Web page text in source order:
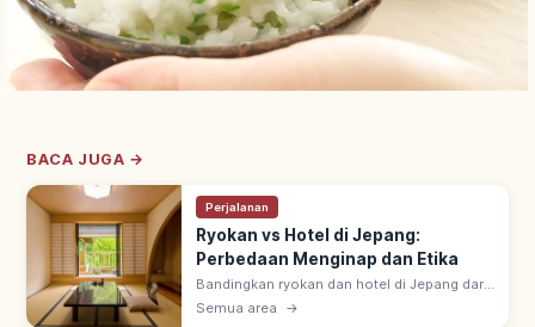
BACA JUGA →
Perjalanan
Ryokan vs Hotel di Jepang:
Perbedaan Menginap dan Etika
Bandingkan ryokan dan hotel di Jepang dari
sisi kamar, makanan, onsen, serta aturan
Semua area →